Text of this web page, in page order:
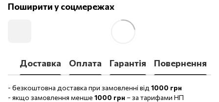
Поширити у соцмережах
Доставка Оплата Гарантія Повернення
- безкоштовна доставка при замовленні від 1000 грн
- якщо замовлення менше 1000 грн– за тарифами НП